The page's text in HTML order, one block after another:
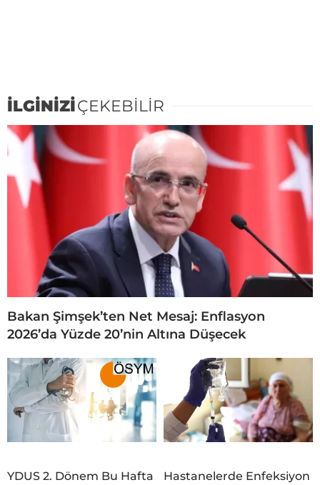
İLGİNİZİÇEKEBİLİR
Bakan Şimşek’ten Net Mesaj: Enflasyon
2026’da Yüzde 20’nin Altına Düşecek
YDUS 2. Dönem Bu Hafta
Hastanelerde Enfeksiyon